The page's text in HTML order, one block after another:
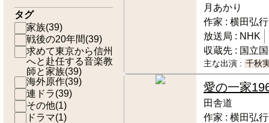
タグ
家族(39)
戦後の20年間(39)
求めて東京から信州
へと赴任する音楽教
師と家族(39)
海外原作(39)
連ドラ(39)
その他(1)
ドラマ(1)
月あかり
作家 : 横田弘行
放送局 : NHK
収蔵先 : 国立
主な出演 : 千秋
愛の一家
田舎道
作家 : 横田弘行